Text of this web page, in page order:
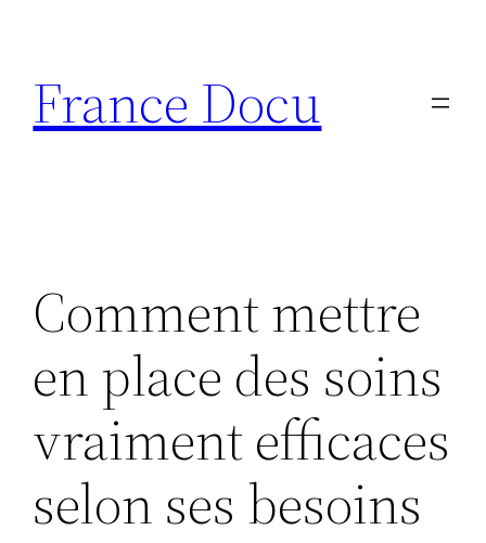
contenu
France Docu
Comment mettre
en place des soins
vraiment efficaces
selon ses besoins